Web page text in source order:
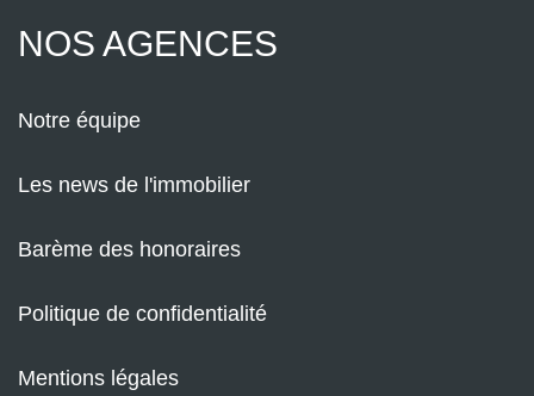
NOS AGENCES
Notre équipe
Les news de l'immobilier
Barème des honoraires
Politique de confidentialité
Mentions légales